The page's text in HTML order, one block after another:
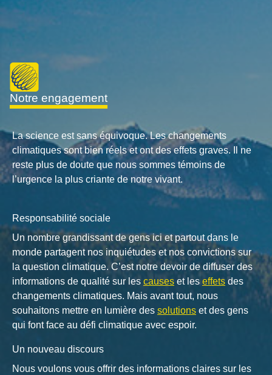
notre engagement
La science est sans équivoque. Les changements
climatiques sont bien réels et ont des effets graves. Il ne
reste plus de doute que nous sommes témoins de
l’urgence la plus criante de notre vivant.
Responsabilité sociale
Un nombre grandissant de gens ici et partout dans le
monde partagent nos inquiétudes et nos convictions sur
la question climatique. C’est notre devoir de diffuser des
informations de qualité sur les causes et leseffets des
changements climatiques. Mais avant tout, nous
souhaitons mettre en lumière des solutions et des gens
qui font face au défi climatique avec espoir.
Un nouveau discours
Nous voulons vous offrir des informations claires sur les